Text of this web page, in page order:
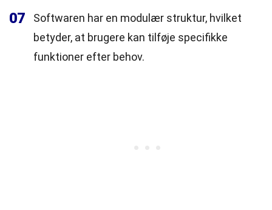
07
Softwaren har en modulær struktur, hvilket
betyder, at brugere kan tilføje specifikke
funktioner efter behov.